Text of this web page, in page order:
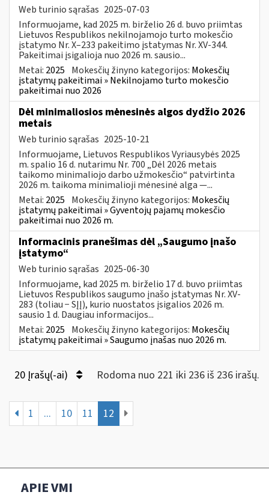
Web turinio sąrašas 2025-07-03
Informuojame, kad 2025 m. birželio 26 d. buvo priimtas
Lietuvos Respublikos nekilnojamojo turto mokesčio
įstatymo Nr. X–233 pakeitimo įstatymas Nr. XV-344.
Pakeitimai įsigalioja nuo 2026 m. sausio...
Metai: 2025 Mokesčių žinyno kategorijos: Mokesčių
įstatymų pakeitimai » Nekilnojamo turto mokesčio
pakeitimai nuo 2026
Dėl minimaliosios mėnesinės algos dydžio 2026
metais
Web turinio sąrašas 2025-10-21
Informuojame, Lietuvos Respublikos Vyriausybės 2025
m. spalio 16 d. nutarimu Nr. 700 „Dėl 2026 metais
taikomo minimaliojo darbo užmokesčio“ patvirtinta
2026 m. taikoma minimalioji mėnesinė alga —...
Metai: 2025 Mokesčių žinyno kategorijos: Mokesčių
įstatymų pakeitimai » Gyventojų pajamų mokesčio
pakeitimai nuo 2026 m.
Informacinis pranešimas dėl „Saugumo įnašo
įstatymo“
Web turinio sąrašas 2025-06-30
Informuojame, kad 2025 m. birželio 17 d. buvo priimtas
Lietuvos Respublikos saugumo įnašo įstatymas Nr. XV-
283 (toliau − SĮĮ), kurio nuostatos įsigalios 2026 m.
sausio 1 d. Daugiau informacijos...
Metai: 2025 Mokesčių žinyno kategorijos: Mokesčių
įstatymų pakeitimai » Saugumo įnašas nuo 2026 m.
20 Įrašų(-ai) Rodoma nuo 221 iki 236 iš 236 irašų.
1 ... 10 11 12
APIE VMI